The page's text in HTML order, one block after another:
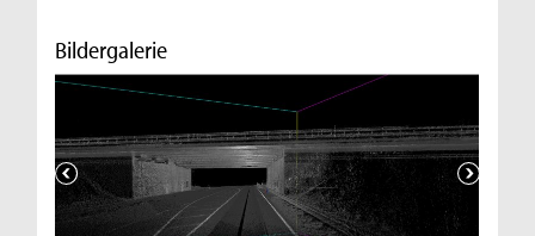
Bildergalerie